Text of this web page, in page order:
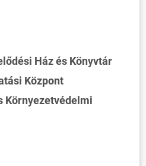
Ház és Könyvtár
Központ
Környezetvédelmi